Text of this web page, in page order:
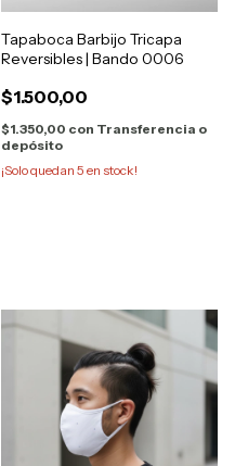
Tapaboca Barbijo Tricapa
Reversibles | Bando 0006
$1.500,00
$1.350,00 con Transferencia o
depósito
¡Solo quedan 5 en stock!